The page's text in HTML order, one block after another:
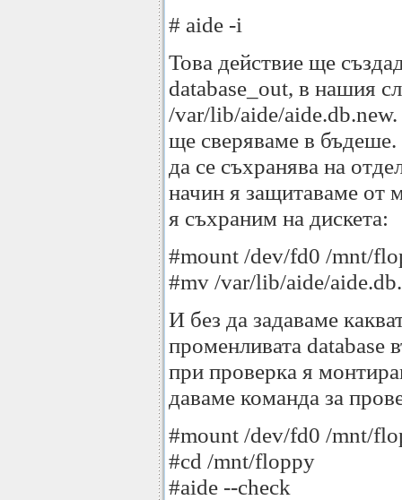
# aide -i
Това действие ще
database_out, в нашия
/var/lib/aide/aide.db.new.
ще сверяваме в бъдеше.
да се съхранява на
начин я защитаваме от
я съхраним на дискета:
#mount /dev/fd0 /mnt/
#mv /var/lib/aide/
И без да задаваме
променливата database
при проверка я
даваме команда за
#mount /dev/fd0 /mnt/
#cd /mnt/floppy
#aide --check